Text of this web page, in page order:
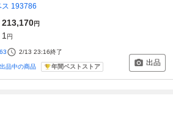
ス 193786
213,170円
1 円
63 2/13 23:16終了
出品中の商品 年間ベストストア 出品